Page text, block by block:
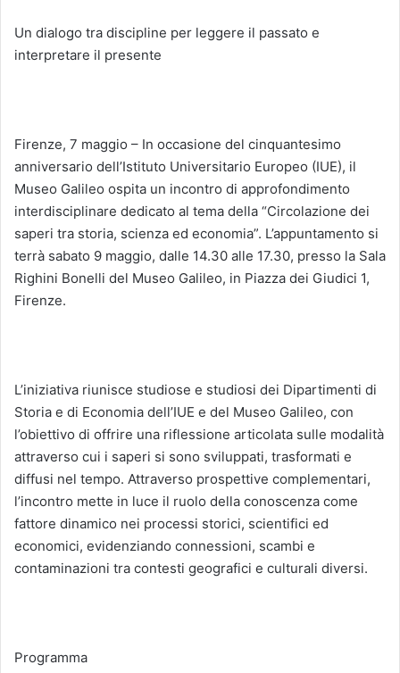
Un dialogo tra discipline per leggere il passato e
interpretare il presente
Firenze, 7 maggio – In occasione del cinquantesimo
anniversario dell’Istituto Universitario Europeo (IUE), il
Museo Galileo ospita un incontro di approfondimento
interdisciplinare dedicato al tema della “Circolazione dei
saperi tra storia, scienza ed economia”. L’appuntamento si
terrà sabato 9 maggio, dalle 14.30 alle 17.30, presso la Sala
Righini Bonelli del Museo Galileo, in Piazza dei Giudici 1,
Firenze.
L’iniziativa riunisce studiose e studiosi dei Dipartimenti di
Storia e di Economia dell’IUE e del Museo Galileo, con
l’obiettivo di offrire una riflessione articolata sulle modalità
attraverso cui i saperi si sono sviluppati, trasformati e
diffusi nel tempo. Attraverso prospettive complementari,
l’incontro mette in luce il ruolo della conoscenza come
fattore dinamico nei processi storici, scientifici ed
economici, evidenziando connessioni, scambi e
contaminazioni tra contesti geografici e culturali diversi.
Programma